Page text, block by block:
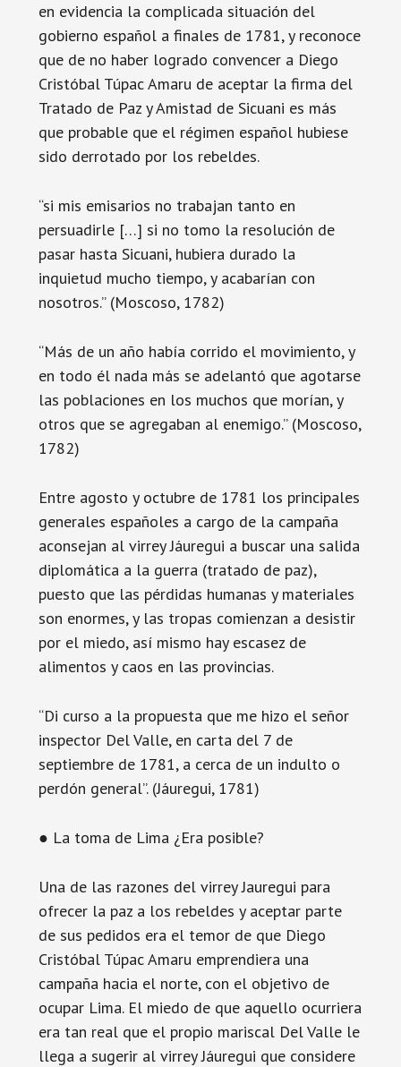
en evidencia la complicada situación del
gobierno español a finales de 1781, y reconoce
que de no haber logrado convencer a Diego
Cristóbal Túpac Amaru de aceptar la firma del
Tratado de Paz y Amistad de Sicuani es más
que probable que el régimen español hubiese
sido derrotado por los rebeldes.
“si mis emisarios no trabajan tanto en
persuadirle […] si no tomo la resolución de
pasar hasta Sicuani, hubiera durado la
inquietud mucho tiempo, y acabarían con
nosotros.” (Moscoso, 1782)
“Más de un año había corrido el movimiento, y
en todo él nada más se adelantó que agotarse
las poblaciones en los muchos que morían, y
otros que se agregaban al enemigo.” (Moscoso,
1782)
Entre agosto y octubre de 1781 los principales
generales españoles a cargo de la campaña
aconsejan al virrey Jáuregui a buscar una salida
diplomática a la guerra (tratado de paz),
puesto que las pérdidas humanas y materiales
son enormes, y las tropas comienzan a desistir
por el miedo, así mismo hay escasez de
alimentos y caos en las provincias.
“Di curso a la propuesta que me hizo el señor
inspector Del Valle, en carta del 7 de
septiembre de 1781, a cerca de un indulto o
perdón general”. (Jáuregui, 1781)
● La toma de Lima ¿Era posible?
Una de las razones del virrey Jauregui para
ofrecer la paz a los rebeldes y aceptar parte
de sus pedidos era el temor de que Diego
Cristóbal Túpac Amaru emprendiera una
campaña hacia el norte, con el objetivo de
ocupar Lima. El miedo de que aquello ocurriera
era tan real que el propio mariscal Del Valle le
llega a sugerir al virrey Jáuregui que considere